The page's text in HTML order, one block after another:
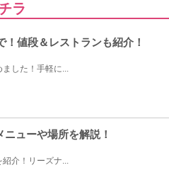
ラ
！値段＆レストランも紹介！
した！手軽に...
ューや場所を解説！
介！リーズナ...